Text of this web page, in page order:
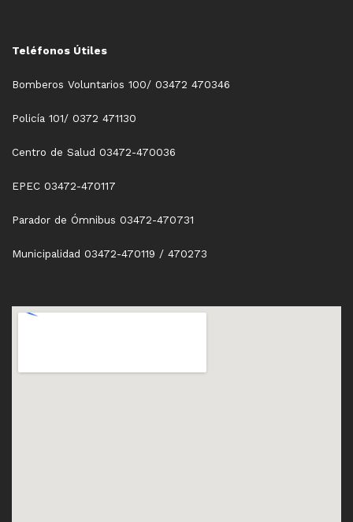
Teléfonos Útiles
Bomberos Voluntarios 100/ 03472 470346
Policía 101/ 0372 471130
Centro de Salud 03472-470036
EPEC 03472-470117
Parador de Ómnibus 03472-470731
Municipalidad 03472-470119 / 470273